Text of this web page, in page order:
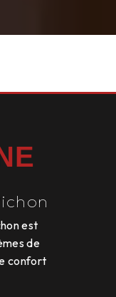
est
de
confort